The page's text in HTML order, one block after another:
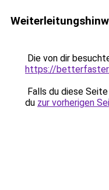
Die von dir
https://
Falls du diese
du zur vorherigen